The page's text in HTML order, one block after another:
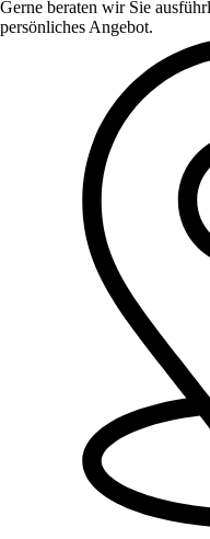
Gerne beraten wir Sie
persönliches Angebot.